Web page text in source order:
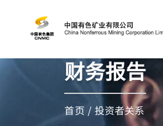
财务报告
首页 / 投资者关系